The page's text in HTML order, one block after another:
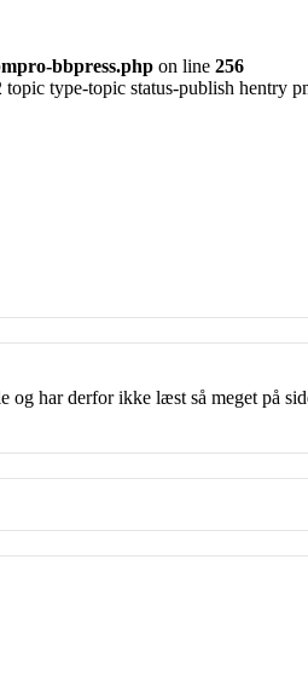
bbpress.php on line 256
type-topic status-publish hentry
har derfor ikke læst så meget på